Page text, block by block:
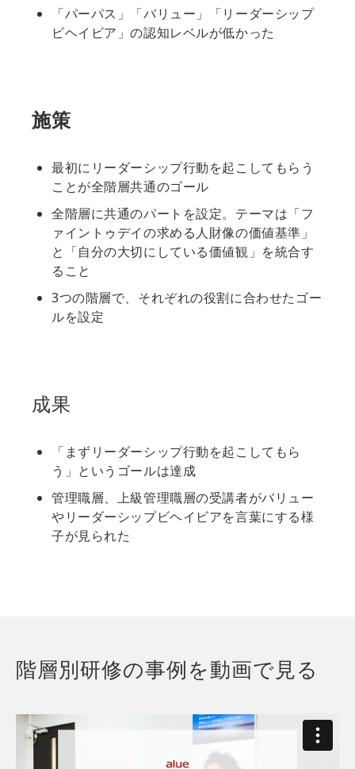
「パーパス」「バリュー」「リーダーシップ
ビヘイビア」の認知レベルが低かった
施策
最初にリーダーシップ行動を起こしてもらう
ことが全階層共通のゴール
全階層に共通のパートを設定。テーマは「フ
ァイントゥデイの求める人財像の価値基準」
と「自分の大切にしている価値観」を統合す
ること
3つの階層で、それぞれの役割に合わせたゴー
ルを設定
成果
「まずリーダーシップ行動を起こしてもら
う」というゴールは達成
管理職層、上級管理職層の受講者がバリュー
やリーダーシップビヘイビアを言葉にする様
子が見られた
階層別研修の事例を動画で見る